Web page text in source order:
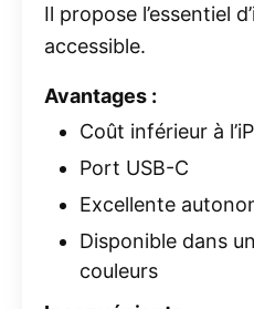
Il propose l’essentiel
accessible.
Avantages :
Coût inférieur à
Port USB-C
Excellente
Disponible dans
couleurs